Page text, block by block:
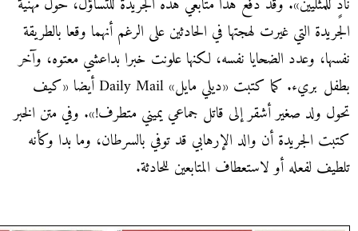
الجريدة التي غيرت لهجتها في الحادثين على الرغم أنهما وقعا بالطريقة
نفسها، وعدد الضحايا نفسه، لكنها علونت خبرا بداعشي معتوه، وآخر
بطفل بريء. كما كتبت «ديلي مايل» Daily Mail أيضا «كيف
تحول ولد صغير أشقر إلى قاتل جماعي يميني متطرف!». وفي متن الخبر
كتبت الجريدة أن والد الإرهابي قد توفي بالسرطان، وما بدا وكأنه
تلطيف لفعله أو لاستعطاف المتابعين للحادثة.